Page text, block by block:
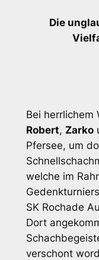
Die
Bei herrlichem
Robert, Zarko
Pfersee, um
welche im
SK Rochade
Dort
verschont